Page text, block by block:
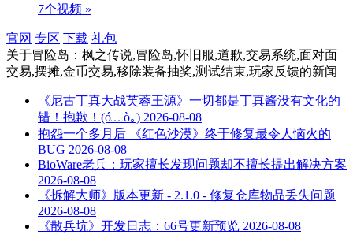
7个视频 »
官网 专区 下载 礼包
关于冒险岛：枫之传说,冒险岛,怀旧服,道歉,交易系统,面对面
交易,摆摊,金币交易,移除装备抽奖,测试结束,玩家反馈的新闻
《尼古丁真大战芙蓉王源》一切都是丁真酱没有文化的
错！抱歉！(ó﹏ò｡) 2026-08-08
抱怨一个多月后 《红色沙漠》终于修复最令人恼火的
BUG 2026-08-08
BioWare老兵：玩家擅长发现问题却不擅长提出解决方案
2026-08-08
《拆解大师》版本更新 - 2.1.0 - 修复仓库物品丢失问题
2026-08-08
《散兵坑》开发日志：66号更新预览 2026-08-08